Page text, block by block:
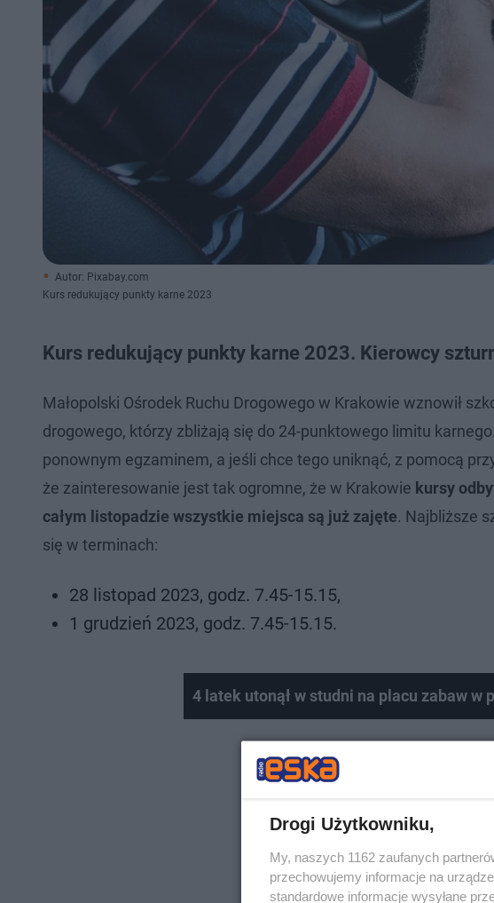
Autor: Pixabay.com
Kurs redukujący punkty karne 2023
Kurs redukujący punkty karne 2023. Kierowcy
Małopolski Ośrodek Ruchu Drogowego w Krakowie wznowił
drogowego, którzy zbliżają się do 24-punktowego limitu
ponownym egzaminem, a jeśli chce tego uniknąć, z pomocą
że zainteresowanie jest tak ogromne, że w Krakowie kursy
całym listopadzie wszystkie miejsca są już zajęte. Najbliższe
się w terminach:
28 listopad 2023, godz. 7.45-15.15,
1 grudzień 2023, godz. 7.45-15.15.
4 latek utonął w studni na placu zabaw w
Drogi Użytkowniku,
My, naszych 1162 zaufanych
przechowujemy informacje na
standardowe informacje wysyłane